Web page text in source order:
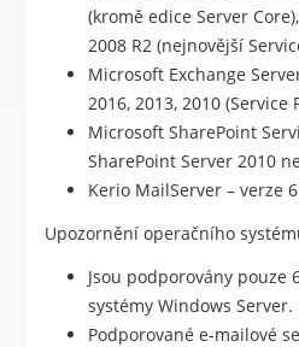
(kromě edice Server
2008 R2 (nejnovější
Microsoft Exchange
2016, 2013, 2010 (Service
Microsoft SharePoint
SharePoint Server 2010
Kerio MailServer – verze
Upozornění operačního
Jsou podporovány pouze
systémy Windows Server.
Podporované e-mailové